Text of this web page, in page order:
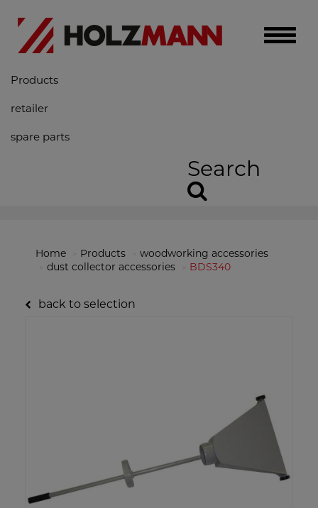
Toggle
Products
retailer
spare parts
Search
Home Products
woodworking accessories
dust collector accessories
BDS340
back to selection